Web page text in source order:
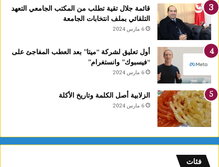
ا
ت
ل
قائمة جلال تقية تطلب من المكتب الجامعي التعهد
التلقائي بملف انتخابات الجامعة
6 مارس 2024
أول تعليق لشركة “ميتا” بعد العطب المفاجئ على
“فيسبوك” وانستغرام”
6 مارس 2024
الزلابية أصل الكلمة وتاريخ الأكلة
6 مارس 2024
فئات